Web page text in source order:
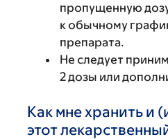
пропущенную
к обычному
препарата.
Не следует
2 дозы или
Как мне хранить и
этот